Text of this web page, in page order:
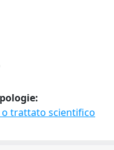
trattato scientifico